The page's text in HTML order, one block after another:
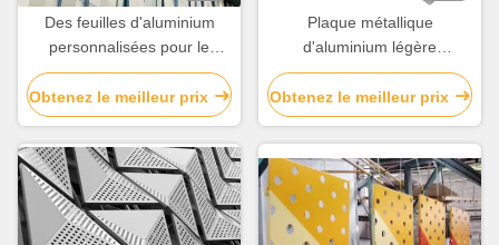
Des feuilles d'aluminium
personnalisées pour le
revêtement / la décoration
des murs de rideau
Obtenez le meilleur prix
Plaque métallique
d'aluminium légère
personnalisée
Obtenez le meilleur prix